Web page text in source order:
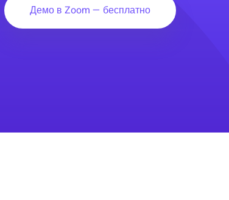
Демо в Zoom — бесплатно